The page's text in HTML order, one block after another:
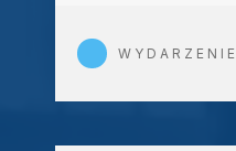
WYDARZENIE